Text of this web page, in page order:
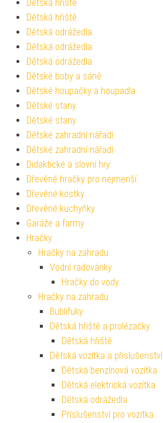
Dětská hřiště
Dětská hřiště
Dětská odrážedla
Dětská odrážedla
Dětská odrážedla
Dětské boby a sáně
Dětské houpačky a houpadla
Dětské stany
Dětské stany
Dětské zahradní nářadí
Dětské zahradní nářadí
Didaktické a slovní hry
Dřevěné hračky pro nejmenší
Dřevěné kostky
Dřevěné kuchyňky
Garáže a farmy
Hračky
Hračky na zahradu
Vodní radovánky
Hračky do vody
Hračky na zahradu
Bublifuky
Dětská hřiště a prolézačky
Dětská hřiště
Dětská vozítka a příslušenství
Dětská benzínová vozítka
Dětská elektrická vozítka
Dětská odrážedla
Příslušenství pro vozítka